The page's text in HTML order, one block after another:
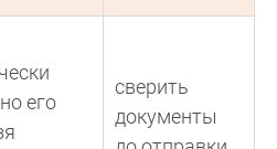
его
сверить
документы